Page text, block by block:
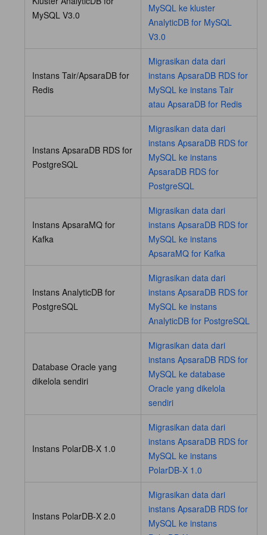
MySQL V3.0
MySQL ke kluster
AnalyticDB for MySQL
V3.0
Instans Tair/ApsaraDB for
Redis
Migrasikan data dari
instans ApsaraDB RDS for
MySQL ke instans Tair
atau ApsaraDB for Redis
Instans ApsaraDB RDS for
PostgreSQL
Migrasikan data dari
instans ApsaraDB RDS for
MySQL ke instans
ApsaraDB RDS for
PostgreSQL
Instans ApsaraMQ for
Kafka
Migrasikan data dari
instans ApsaraDB RDS for
MySQL ke instans
ApsaraMQ for Kafka
Instans AnalyticDB for
PostgreSQL
Migrasikan data dari
instans ApsaraDB RDS for
MySQL ke instans
AnalyticDB for PostgreSQL
Database Oracle yang
dikelola sendiri
Migrasikan data dari
instans ApsaraDB RDS for
MySQL ke database
Oracle yang dikelola
sendiri
Instans PolarDB-X 1.0
Migrasikan data dari
instans ApsaraDB RDS for
MySQL ke instans
PolarDB-X 1.0
Instans PolarDB-X 2.0
Migrasikan data dari
instans ApsaraDB RDS for
MySQL ke instans